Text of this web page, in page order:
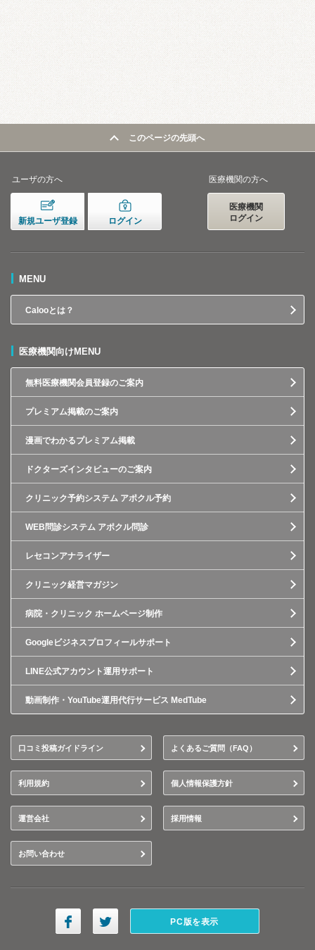
このページの先頭へ
ユーザの方へ
新規ユーザ登録 ログイン
医療機関の方へ
医療機関
ログイン
MENU
Calooとは？
医療機関向けMENU
無料医療機関会員登録のご案内
プレミアム掲載のご案内
漫画でわかるプレミアム掲載
ドクターズインタビューのご案内
クリニック予約システム アポクル予約
WEB問診システム アポクル問診
レセコンアナライザー
クリニック経営マガジン
病院・クリニック ホームページ制作
Googleビジネスプロフィールサポート
LINE公式アカウント運用サポート
動画制作・YouTube運用代行サービス MedTube
口コミ投稿ガイドライン よくあるご質問（FAQ）
利用規約 個人情報保護方針
運営会社 採用情報
お問い合わせ
PC版を表示